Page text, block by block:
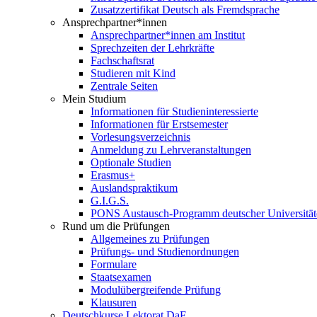
Zusatzzertifikat Deutsch als Fremdsprache
Ansprechpartner*innen
Ansprechpartner*innen am Institut
Sprechzeiten der Lehrkräfte
Fachschaftsrat
Studieren mit Kind
Zentrale Seiten
Mein Studium
Informationen für Studieninteressierte
Informationen für Erstsemester
Vorlesungsverzeichnis
Anmeldung zu Lehrveranstaltungen
Optionale Studien
Erasmus+
Auslandspraktikum
G.I.G.S.
PONS Austausch-Programm deutscher
Rund um die Prüfungen
Allgemeines zu Prüfungen
Prüfungs- und Studienordnungen
Formulare
Staatsexamen
Modulübergreifende Prüfung
Klausuren